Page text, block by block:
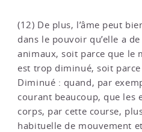
(12) De plus, l’âme peut
dans le pouvoir qu’elle a
animaux, soit parce que le
est trop diminué, soit parce
Diminué : quand, par
courant beaucoup, que les
corps, par cette course,
habituelle de mouvement